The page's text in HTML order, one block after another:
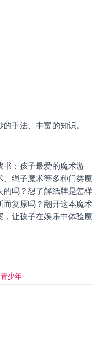
手法、丰富的知识。
：孩子最爱的魔术游
、绳子魔术等多种门类魔
的吗？想了解纸牌是怎样
而复原吗？翻开这本魔术
让孩子在娱乐中体验魔
青少年